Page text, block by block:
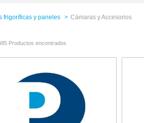
frigoríficas y paneles Cámaras y Accesorios
Productos encontrados